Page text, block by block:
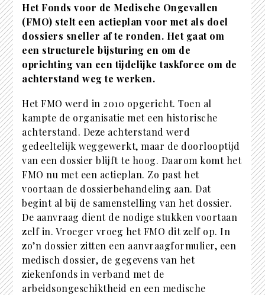
Het Fonds voor de Medische Ongevallen
(FMO) stelt een actieplan voor met als doel
dossiers sneller af te ronden. Het gaat om
een structurele bijsturing en om de
oprichting van een tijdelijke taskforce om de
achterstand weg te werken.
Het FMO werd in 2010 opgericht. Toen al
kampte de organisatie met een historische
achterstand. Deze achterstand werd
gedeeltelijk weggewerkt, maar de doorlooptijd
van een dossier blijft te hoog. Daarom komt het
FMO nu met een actieplan. Zo past het
voortaan de dossierbehandeling aan. Dat
begint al bij de samenstelling van het dossier.
De aanvraag dient de nodige stukken voortaan
zelf in. Vroeger vroeg het FMO dit zelf op. In
zo’n dossier zitten een aanvraagformulier, een
medisch dossier, de gegevens van het
ziekenfonds in verband met de
arbeidsongeschiktheid en een medische